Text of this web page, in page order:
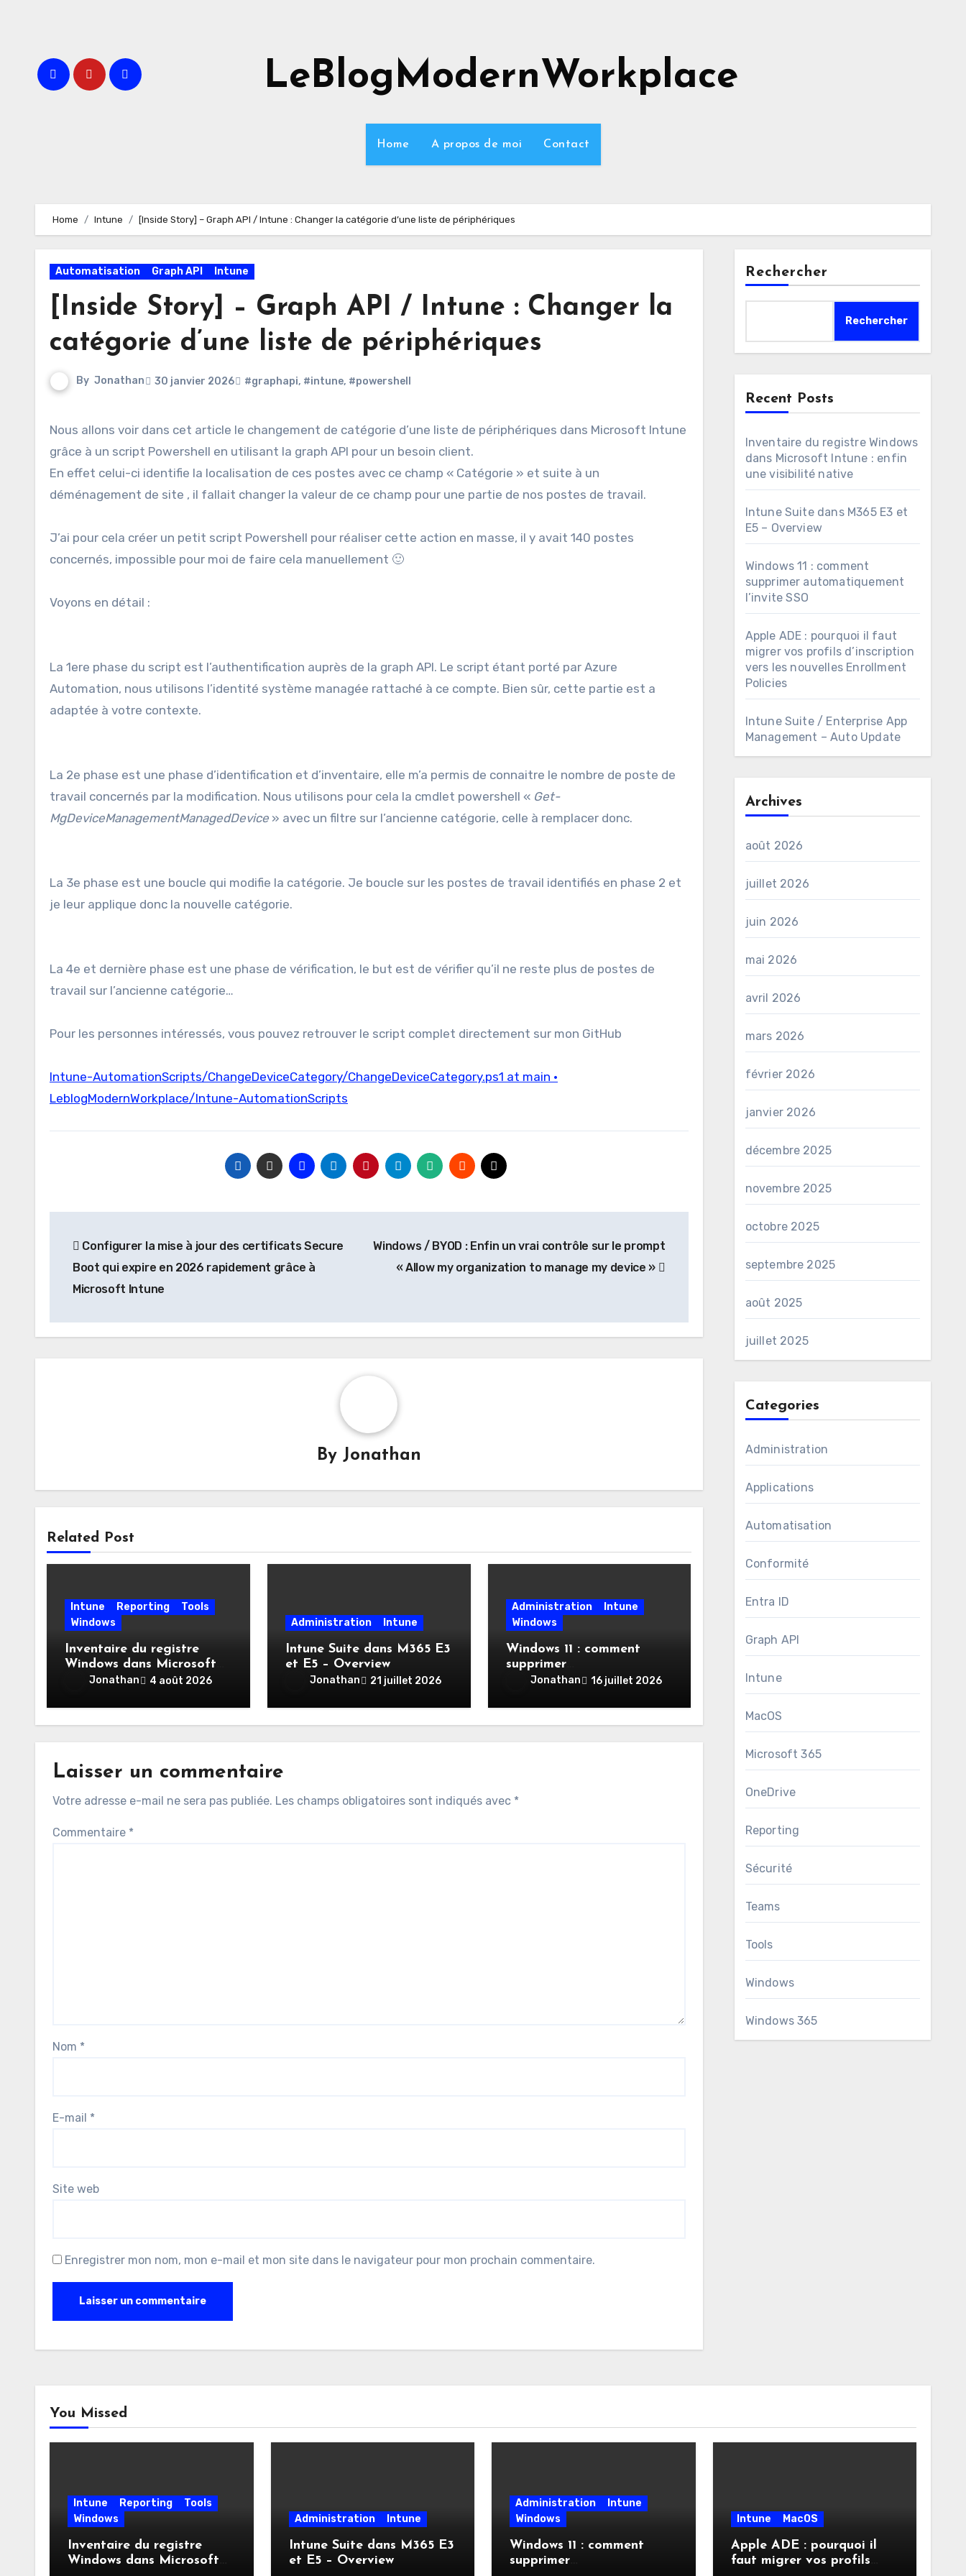
LeBlogModernWorkplace
Home A propos de moi Contact
Home Intune [Inside Story] – Graph API / Intune : Changer la catégorie d’une liste de périphériques
Automatisation Graph API Intune
[Inside Story] – Graph API / Intune : Changer la
catégorie d’une liste de périphériques
By Jonathan 30 janvier 2026 #graphapi, #intune, #powershell
Nous allons voir dans cet article le changement de catégorie d’une liste de périphériques dans Microsoft Intune
grâce à un script Powershell en utilisant la graph API pour un besoin client.
En effet celui-ci identifie la localisation de ces postes avec ce champ « Catégorie » et suite à un
déménagement de site , il fallait changer la valeur de ce champ pour une partie de nos postes de travail.
J’ai pour cela créer un petit script Powershell pour réaliser cette action en masse, il y avait 140 postes
concernés, impossible pour moi de faire cela manuellement 🙂
Voyons en détail :
La 1ere phase du script est l’authentification auprès de la graph API. Le script étant porté par Azure
Automation, nous utilisons l’identité système managée rattaché à ce compte. Bien sûr, cette partie est a
adaptée à votre contexte.
La 2e phase est une phase d’identification et d’inventaire, elle m’a permis de connaitre le nombre de poste de
travail concernés par la modification. Nous utilisons pour cela la cmdlet powershell « Get-
MgDeviceManagementManagedDevice » avec un filtre sur l’ancienne catégorie, celle à remplacer donc.
La 3e phase est une boucle qui modifie la catégorie. Je boucle sur les postes de travail identifiés en phase 2 et
je leur applique donc la nouvelle catégorie.
La 4e et dernière phase est une phase de vérification, le but est de vérifier qu’il ne reste plus de postes de
travail sur l’ancienne catégorie…
Pour les personnes intéressés, vous pouvez retrouver le script complet directement sur mon GitHub
Intune-AutomationScripts/ChangeDeviceCategory/ChangeDeviceCategory.ps1 at main ·
LeblogModernWorkplace/Intune-AutomationScripts
de
l’article
Configurer la mise à jour des certificats Secure
Boot qui expire en 2026 rapidement grâce à
Microsoft Intune
Windows / BYOD : Enfin un vrai contrôle sur le prompt
« Allow my organization to manage my device »
By Jonathan
Related Post
Intune Reporting
Tools
Windows
Inventaire du registre
Windows dans Microsoft
Intune : enfin une visibilité
Jonathan 4 août 2026
Administration Intune
Intune Suite dans M365 E3
et E5 – Overview
Jonathan 21 juillet 2026
Administration
Intune
Windows
Windows 11 : comment
supprimer
automatiquement l’invite
Jonathan 16 juillet 2026
Laisser un commentaire
Votre adresse e-mail ne sera pas publiée. Les champs obligatoires sont indiqués avec *
Commentaire *
Nom *
E-mail *
Site web
Enregistrer mon nom, mon e-mail et mon site dans le navigateur pour mon prochain commentaire.
Rechercher
Rechercher
Recent Posts
Inventaire du registre Windows
dans Microsoft Intune : enfin
une visibilité native
Intune Suite dans M365 E3 et
E5 – Overview
Windows 11 : comment
supprimer automatiquement
l’invite SSO
Apple ADE : pourquoi il faut
migrer vos profils d’inscription
vers les nouvelles Enrollment
Policies
Intune Suite / Enterprise App
Management – Auto Update
Archives
août 2026
juillet 2026
juin 2026
mai 2026
avril 2026
mars 2026
février 2026
janvier 2026
décembre 2025
novembre 2025
octobre 2025
septembre 2025
août 2025
juillet 2025
Categories
Administration
Applications
Automatisation
Conformité
Entra ID
Graph API
Intune
MacOS
Microsoft 365
OneDrive
Reporting
Sécurité
Teams
Tools
Windows
Windows 365
You Missed
Intune Reporting
Tools
Windows
Inventaire du registre
Windows dans Microsoft
Administration Intune
Intune Suite dans M365 E3
et E5 – Overview
Administration
Intune
Windows
Windows 11 : comment
supprimer
Intune MacOS
Apple ADE : pourquoi il
faut migrer vos profils